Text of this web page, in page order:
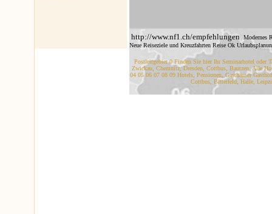
http://www.nf1.ch/empfehlungen Modernes
Neue Reiseziele und Kreuzfahrten Reise Ok
Postleitgebiet 0 Finden Sie hier Ihr Seminarhotel oder
Zwickau, Chemnitz, Dresden, Cottbus, Bautzen. Alle
04 05 06 07 08 09 Hotels, Pensionen, Gasthäuser
Cottbus, Bitterfeld, Halle,